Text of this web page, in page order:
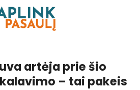
artėja prie šio
– tai pakeis